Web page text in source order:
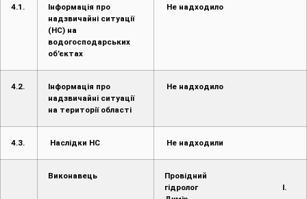
надзвичайні ситуації
(НС) на
водогосподарських
об’єктах
4.2.
Інформація про
надзвичайні ситуації
на території області
Не надходило
4.3. Наслідки НС Не надходили
Виконавець
Провідний
гідролог І.
Думіх